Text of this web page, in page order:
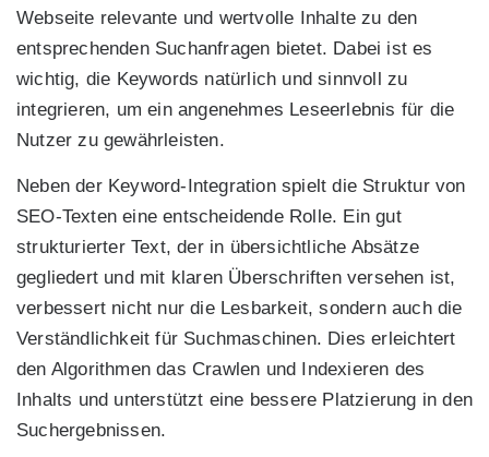
Webseite relevante und wertvolle Inhalte zu den
entsprechenden Suchanfragen bietet. Dabei ist es
wichtig, die Keywords natürlich und sinnvoll zu
integrieren, um ein angenehmes Leseerlebnis für die
Nutzer zu gewährleisten.
Neben der Keyword-Integration spielt die Struktur von
SEO-Texten eine entscheidende Rolle. Ein gut
strukturierter Text, der in übersichtliche Absätze
gegliedert und mit klaren Überschriften versehen ist,
verbessert nicht nur die Lesbarkeit, sondern auch die
Verständlichkeit für Suchmaschinen. Dies erleichtert
den Algorithmen das Crawlen und Indexieren des
Inhalts und unterstützt eine bessere Platzierung in den
Suchergebnissen.